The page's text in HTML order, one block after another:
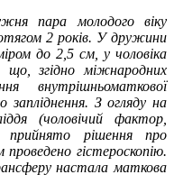
пара молодого віку
2 років. У дружини
до 2,5 см, у чоловіка
згідно міжнародних
внутрішньоматкової
запліднення. З огляду на
(чоловічий фактор,
прийнято рішення про
гістероскопію.
настала маткова